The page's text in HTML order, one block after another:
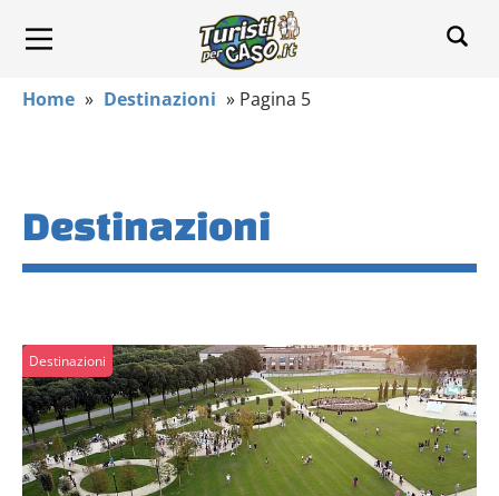
Home » Destinazioni » Pagina 5
Destinazioni
Destinazioni